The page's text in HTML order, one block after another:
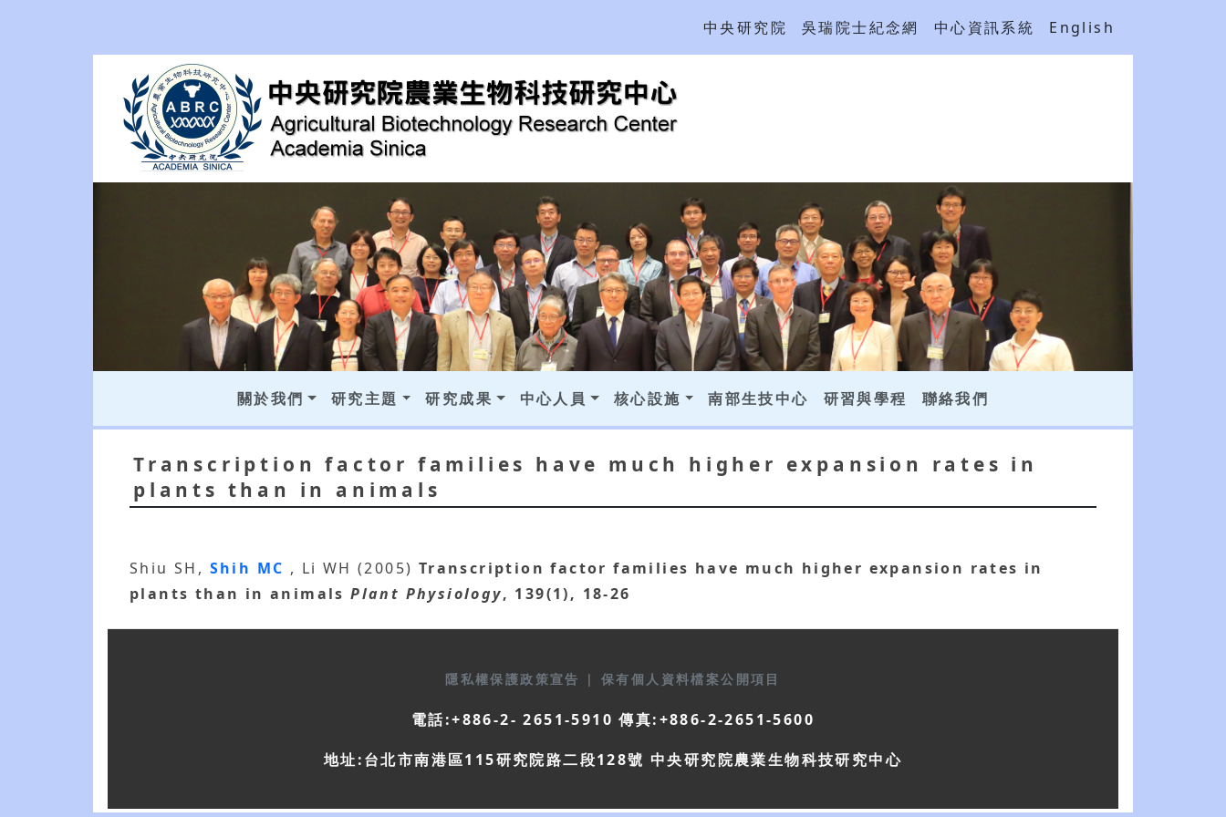
中央研究院 吳瑞院士紀念網 中心資訊系統 English
關於我們 研究主題 研究成果 中心人員 核心設施 南部生技中心 研習與學程 聯絡我們
Transcription factor families have much higher expansion rates in
plants than in animals
Shiu SH, Shih MC , Li WH (2005) Transcription factor families have much higher expansion rates in
plants than in animals Plant Physiology, 139(1), 18-26
隱私權保護政策宣告 | 保有個人資料檔案公開項目
電話:+886-2- 2651-5910 傳真:+886-2-2651-5600
地址:台北市南港區115研究院路二段128號 中央研究院農業生物科技研究中心